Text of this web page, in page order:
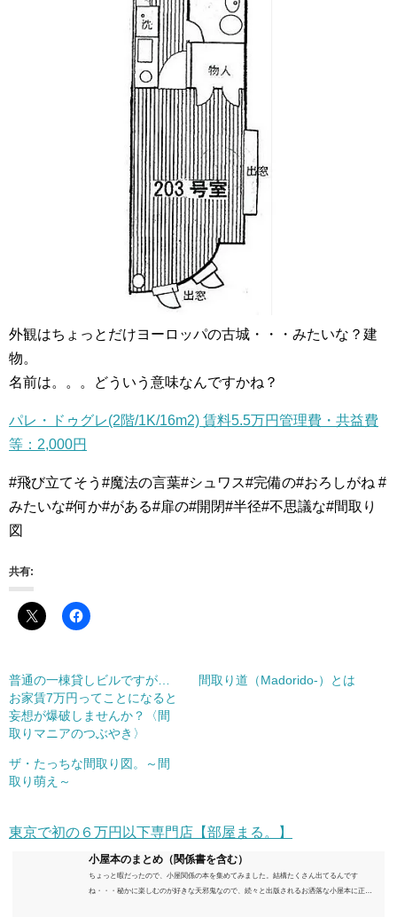
外観はちょっとだけヨーロッパの古城・・・みたいな？建
物。
名前は。。。どういう意味なんですかね？
パレ・ドゥグレ(2階/1K/16m2) 賃料5.5万円管理費・共益費
等：2,000円
#飛び立てそう#魔法の言葉#シュワス#完備の#おろしがね #
みたいな#何か#がある#扉の#開閉#半径#不思議な#間取り
図
共有:
普通の一棟貸しビルですが…
お家賃7万円ってことになると
妄想が爆破しませんか？〈間
取りマニアのつぶやき〉
間取り道（Madorido-）とは
ザ・たっちな間取り図。～間
取り萌え～
東京で初の６万円以下専門店【部屋まる。】
小屋本のまとめ（関係書を含む）
ちょっと暇だったので、小屋関係の本を集めてみました。結構たくさん出てるんです
ね・・・秘かに楽しむのが好きな天邪鬼なので、続々と出版されるお洒落な小屋本に正直